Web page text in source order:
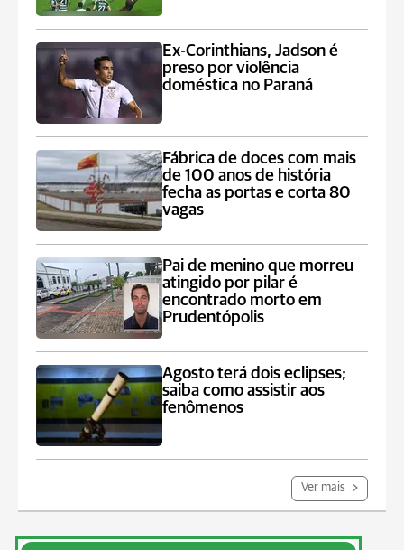
Ex-Corinthians, Jadson é
preso por violência
doméstica no Paraná
Fábrica de doces com mais
de 100 anos de história
fecha as portas e corta 80
vagas
Pai de menino que morreu
atingido por pilar é
encontrado morto em
Prudentópolis
Agosto terá dois eclipses;
saiba como assistir aos
fenômenos
Ver mais